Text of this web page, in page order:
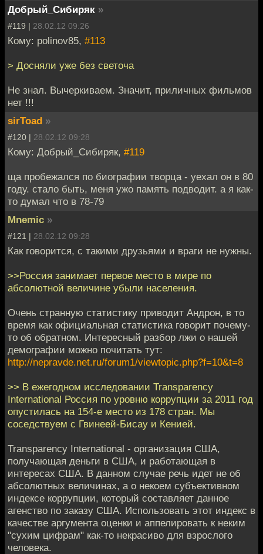
Добрый_Сибиряк »
#119 | 28.02.12 09:26
Кому: polinov85, #113
> Досняли уже без светоча
Не знал. Вычеркиваем. Значит, приличных фильмов
нет !!!
sirToad »
#120 | 28.02.12 09:28
Кому: Добрый_Сибиряк, #119
ща пробежался по биографии творца - уехал он в 80
году. стало быть, меня ужо память подводит. а я как-
то думал что в 78-79
Mnemic »
#121 | 28.02.12 09:28
Как говорится, с такими друзьями и враги не нужны.
>>Россия занимает первое место в мире по
абсолютной величине убыли населения.
Очень странную статистику приводит Андрон, в то
время как официальная статистика говорит почему-
то об обратном. Интересный разбор лжи о нашей
демографии можно почитать тут:
http://nepravde.net.ru/forum1/viewtopic.php?f=10&t=8
>> В ежегодном исследовании Transparency
International Россия по уровню коррупции за 2011 год
опустилась на 154-е место из 178 стран. Мы
соседствуем с Гвинеей-Бисау и Кенией.
Transparency International - организация США,
получающая деньги в США, и работающая в
интересах США. В данном случае речь идет не об
абсолютных величинах, а о некоем субъективном
индексе коррупции, который составляет данное
агенство по заказу США. Использовать этот индекс в
качестве аргумента оценки и аппелировать к неким
"сухим цифрам" как-то некрасиво для взрослого
человека.